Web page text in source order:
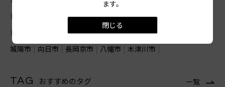
京都市東山区
京都市山科区 京都市下京区
京都市南区
京都市右京区
京都市西京区 京都市伏見区 宇治市
城陽市
向日市 長岡京市 八幡市 木津川市
TAG おすすめのタグ 一覧
ます。
閉じる